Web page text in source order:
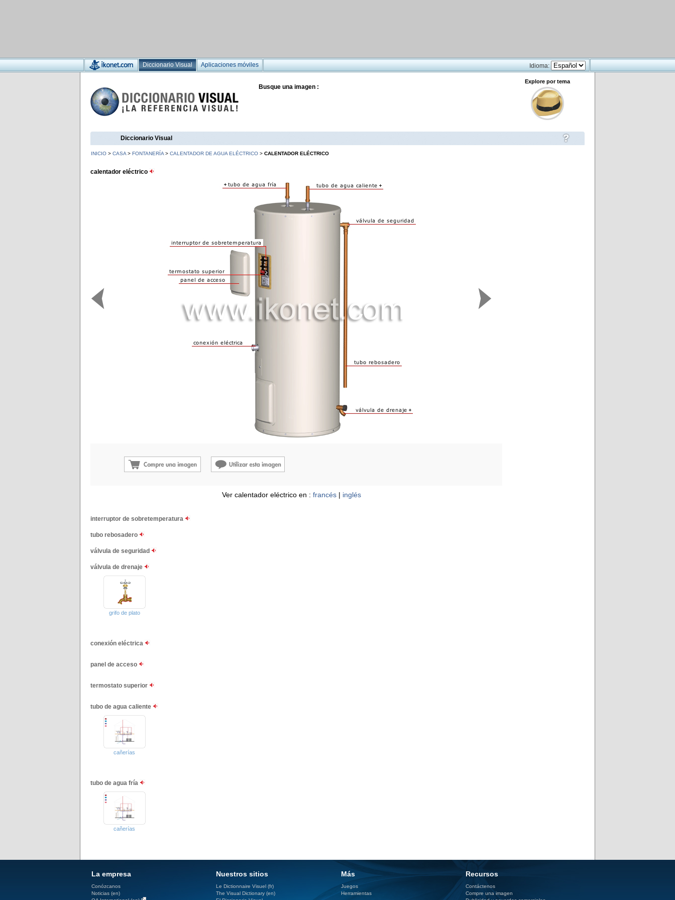
Diccionario Visual Aplicaciones móviles Idioma:
Busque una imagen :
Explore por tema
Diccionario Visual
INICIO > CASA > FONTANERÍA > CALENTADOR DE AGUA ELÉCTRICO > CALENTADOR ELÉCTRICO
calentador eléctrico
Ver calentador eléctrico en : francés| inglés
interruptor de sobretemperatura
tubo rebosadero
válvula de seguridad
válvula de drenaje
grifo de plato
conexión eléctrica
panel de acceso
termostato superior
tubo de agua caliente
cañerías
tubo de agua fría
cañerías
La empresa
Conózcanos
Noticias (en)
Nuestros sitios
Le Dictionnaire Visuel (fr)
The Visual Dictionary (en)
Más
Juegos
Herramientas
Recursos
Contáctenos
Compre una imagen